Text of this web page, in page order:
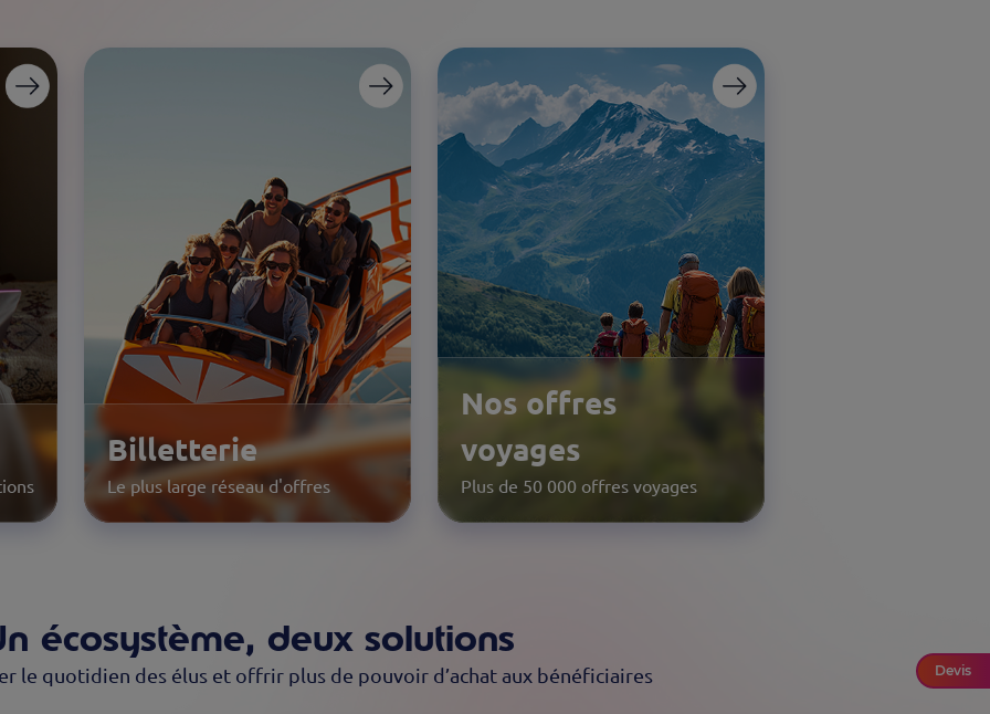
Billetterie
Le plus large réseau d'offres
Nos offres
voyages
Plus de 50 000 offres voyages
Site Internet
Votre vitrine en ligne
Communication
Valorisez vos messages
écosystème, deux solutions
le quotidien des élus et offrir plus de pouvoir d’achat aux bénéficiaires Devis